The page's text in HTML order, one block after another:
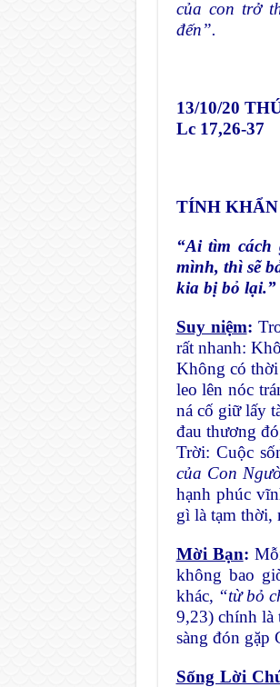
của con trở
đến”.
13/10/20
Lc 17,26-37
TÍNH KHẨN
“Ai tìm cách
mình, thì sẽ
kia bị bỏ lại.”
Suy niệm:
rất nhanh:
Không có
leo lên nóc
ná cố giữ lấy
đau thương
Trời: Cuộc
của Con
hạnh phúc
gì là tạm thời,
Mời Bạn:
không bao
khác, “từ bỏ
9,23) chính là
sàng đón gặp
Sống Lời